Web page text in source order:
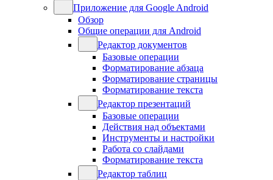
Приложение для Google Android
Обзор
Общие операции для Android
Редактор документов
Базовые операции
Форматирование абзаца
Форматирование страницы
Форматирование текста
Редактор презентаций
Базовые операции
Действия над объектами
Инструменты и настройки
Работа со слайдами
Форматирование текста
Редактор таблиц